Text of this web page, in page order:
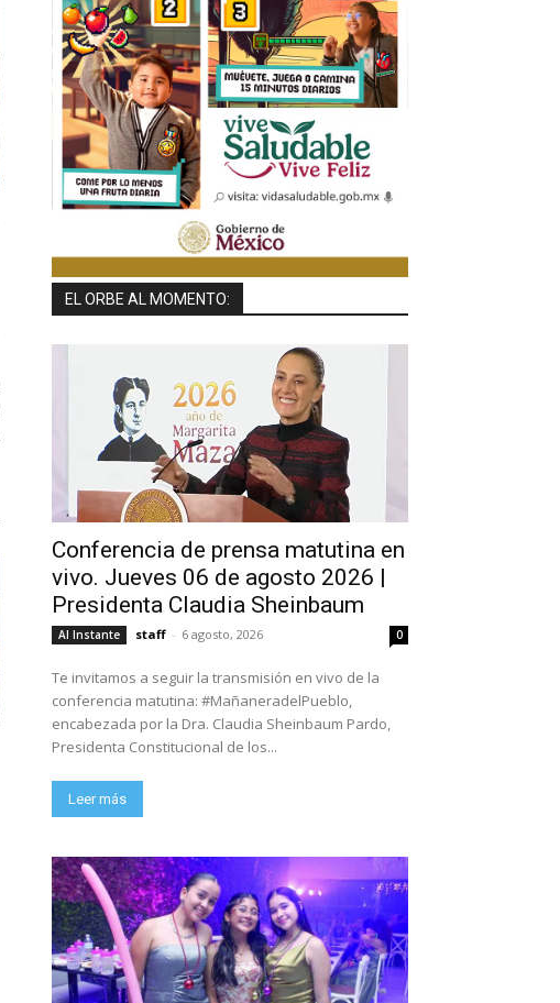
EL ORBE AL MOMENTO:
Conferencia de prensa matutina en
vivo. Jueves 06 de agosto 2026 |
Presidenta Claudia Sheinbaum
Al Instante staff - 6 agosto, 2026 0
Te invitamos a seguir la transmisión en vivo de la
conferencia matutina: #MañaneradelPueblo,
encabezada por la Dra. Claudia Sheinbaum Pardo,
Presidenta Constitucional de los...
Leer más